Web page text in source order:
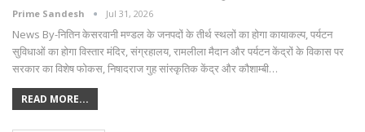
Prime Sandesh Jul 31, 2026
News By-नितिन केसरवानी मण्डल के जनपदों के तीर्थ स्थलों का होगा कायाकल्प, पर्यटन
सुविधाओं का होगा विस्तार मंदिर, संग्रहालय, रामलीला मैदान और पर्यटन केंद्रों के विकास पर
सरकार का विशेष फोकस, निषादराज गुह सांस्कृतिक केंद्र और कौशाम्बी…
READ MORE...